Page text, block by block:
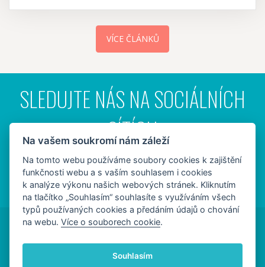
VÍCE ČLÁNKŮ
SLEDUJTE NÁS NA SOCIÁLNÍCH
SÍTÍCH
©2014 - 2026 Pobočka Partners Banky Turnov
Na vašem soukromí nám záleží
Na tomto webu používáme soubory cookies k zajištění
funkčnosti webu a s vaším souhlasem i cookies
k analýze výkonu našich webových stránek. Kliknutím
na tlačítko „Souhlasím“ souhlasíte s využíváním všech
typů používaných cookies a předáním údajů o chování
na webu.Více o souborech cookie.
Souhlasím